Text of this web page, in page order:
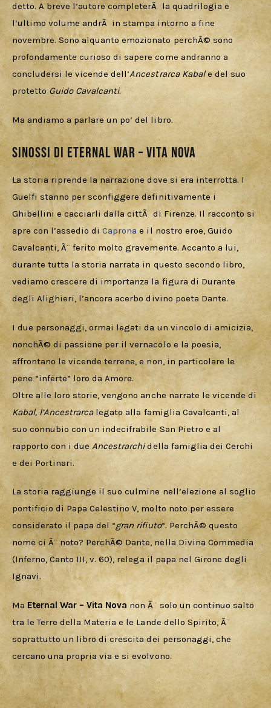
detto. A breve l’autore completerÃ  la quadrilogia e
l’ultimo volume andrÃ  in stampa intorno a fine
novembre. Sono alquanto emozionato perchÃ© sono
profondamente curioso di sapere come andranno a
concludersi le vicende dell’Ancestrarca Kabal e del suo
protetto Guido Cavalcanti.
Ma andiamo a parlare un po’ del libro.
Sinossi di Eternal War – Vita Nova
La storia riprende la narrazione dove si era interrotta. I
Guelfi stanno per sconfiggere definitivamente i
Ghibellini e cacciarli dalla cittÃ  di Firenze. Il racconto si
apre con l’assedio di Caprona e il nostro eroe, Guido
Cavalcanti, Ã¨ ferito molto gravemente. Accanto a lui,
durante tutta la storia narrata in questo secondo libro,
vediamo crescere di importanza la figura di Durante
degli Alighieri, l’ancora acerbo divino poeta Dante.
I due personaggi, ormai legati da un vincolo di amicizia,
nonchÃ© di passione per il vernacolo e la poesia,
affrontano le vicende terrene, e non, in particolare le
pene “inferte” loro da Amore.
Oltre alle loro storie, vengono anche narrate le vicende di
Kabal, l’Ancestrarca legato alla famiglia Cavalcanti, al
suo connubio con un indecifrabile San Pietro e al
rapporto con i due Ancestrarchi della famiglia dei Cerchi
e dei Portinari.
La storia raggiunge il suo culmine nell’elezione al soglio
pontificio di Papa Celestino V, molto noto per essere
considerato il papa del “gran rifiuto“. PerchÃ© questo
nome ci Ã¨ noto? PerchÃ© Dante, nella Divina Commedia
(Inferno, Canto III, v. 60), relega il papa nel Girone degli
Ignavi.
Ma Eternal War – Vita Nova non Ã¨ solo un continuo salto
tra le Terre della Materia e le Lande dello Spirito, Ã¨
soprattutto un libro di crescita dei personaggi, che
cercano una propria via e si evolvono.